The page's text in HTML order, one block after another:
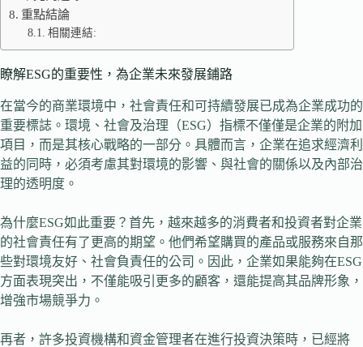
重點結論
相關連結:
瞭解ESG的重要性，為企業未來發展鋪路
在當今的商業環境中，社會責任和可持續發展已成為企業成功的
重要標誌。環境、社會及治理（ESG）指標不僅僅是企業的附加
項目，而是其核心戰略的一部分。具體而言，企業在追求經濟利
益的同時，必須考慮其對環境的影響、與社會的關係以及內部治
理的透明度。
為什麼ESG如此重要？首先，越來越多的消費者和投資者對企業
的社會責任有了更高的期望。他們希望購買的產品或服務來自那
些對環境友好、社會負責任的公司。因此，企業如果能夠在ESG
方面表現突出，不僅能吸引更多的顧客，還能提高其品牌形象，
增強市場競爭力。
再者，許多投資機構和資金管理者在進行投資決策時，已經將